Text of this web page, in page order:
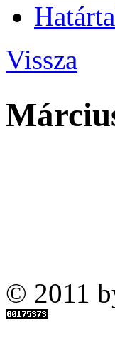
Vissza
© 2011